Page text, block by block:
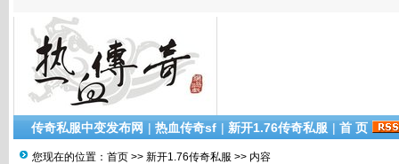
传奇私服中变发布网 | 热血传奇sf | 新开1.76传奇私服 | 首 页
您现在的位置： 首页 >> 新开1.76传奇私服 >> 内容